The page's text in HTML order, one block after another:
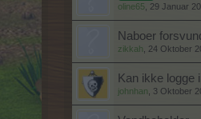
oline65 29 Januar
Naboer
zikkah 24 Oktober
Kan ikke logge
johnhan 3 Oktober